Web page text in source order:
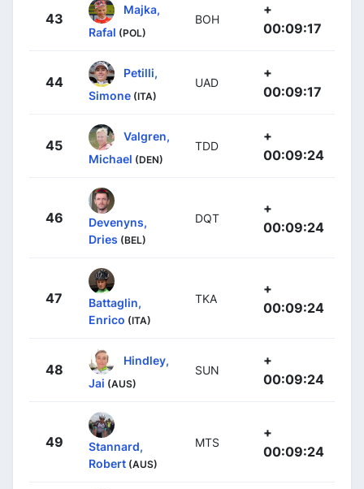
43
Majka,
Rafal (POL)
BOH
+
00:09:17
44
Petilli,
Simone (ITA)
UAD
+
00:09:17
45
Valgren,
Michael (DEN)
TDD
+
00:09:24
46
Devenyns,
Dries (BEL)
DQT
+
00:09:24
47
Battaglin,
Enrico (ITA)
TKA
+
00:09:24
48
Hindley,
Jai (AUS)
SUN
+
00:09:24
49
Stannard,
Robert (AUS)
MTS
+
00:09:24